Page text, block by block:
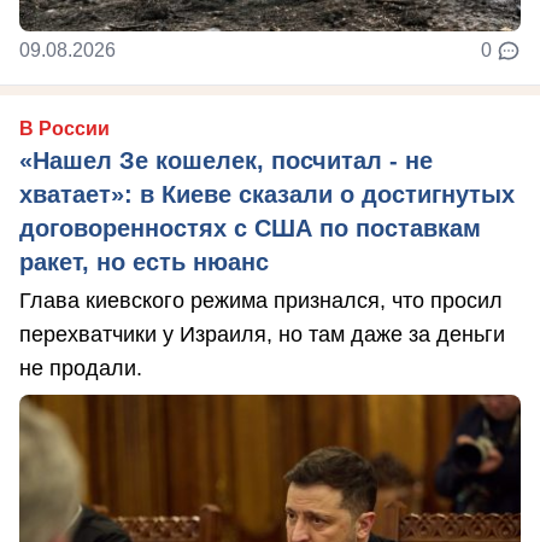
09.08.2026 0
В России
«Нашел Зе кошелек, посчитал - не
хватает»: в Киеве сказали о достигнутых
договоренностях с США по поставкам
ракет, но есть нюанс
Глава киевского режима признался, что просил
перехватчики у Израиля, но там даже за деньги
не продали.